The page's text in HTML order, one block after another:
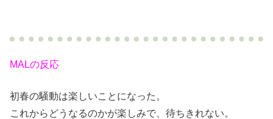
MALの反応
初春の騒動は楽しいことになった。
これからどうなるのかが楽しみで、待ちきれない。